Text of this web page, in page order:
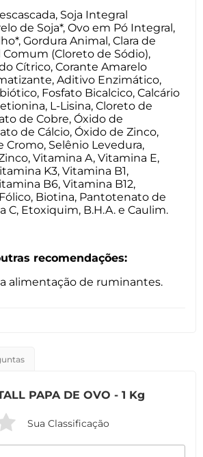
Soja Integral
de Soja*, Ovo em Pó Integral,
Gordura Animal, Clara de
Comum (Cloreto de Sódio),
Cítrico, Corante Amarelo
Aditivo Enzimático,
Fosfato Bicalcico, Calcário
L-Lisina, Cloreto de
de Cobre, Óxido de
de Cálcio, Óxido de Zinco,
Cromo, Selênio Levedura,
Vitamina A, Vitamina E,
K3, Vitamina B1,
B6, Vitamina B12,
Biotina, Pantotenato de
C, Etoxiquim, B.H.A. e Caulim.
recomendações:
alimentação de ruminantes.
PAPA DE OVO - 1 Kg
Sua Classificação